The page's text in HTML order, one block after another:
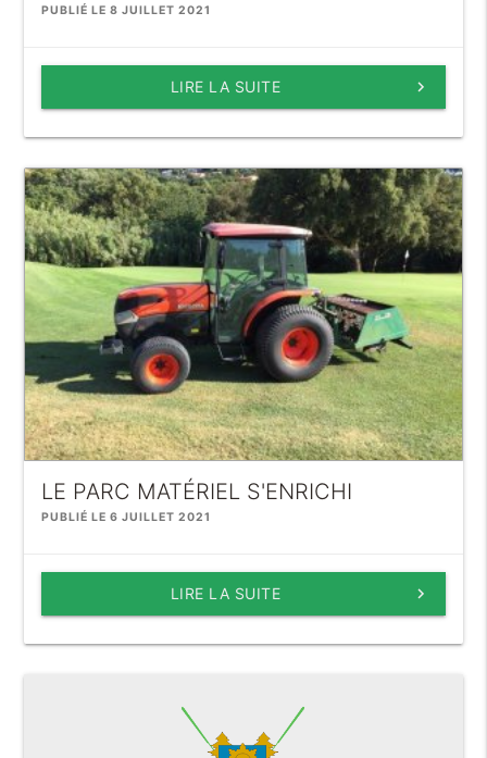
PUBLIÉ LE 8 JUILLET 2021
keyboard_arrow_right
LIRE LA SUITE
LE PARC MATÉRIEL S'ENRICHI
PUBLIÉ LE 6 JUILLET 2021
keyboard_arrow_right
LIRE LA SUITE